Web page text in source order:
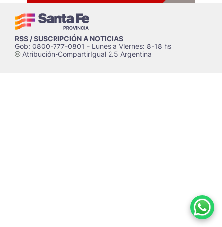
RSS / SUSCRIPCIÓN A NOTICIAS
Gob: 0800-777-0801 - Lunes a Viernes: 8-18 hs
cAtribución-CompartirIgual 2.5 Argentina